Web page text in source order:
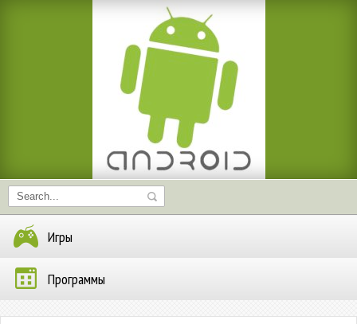
Игры
Программы